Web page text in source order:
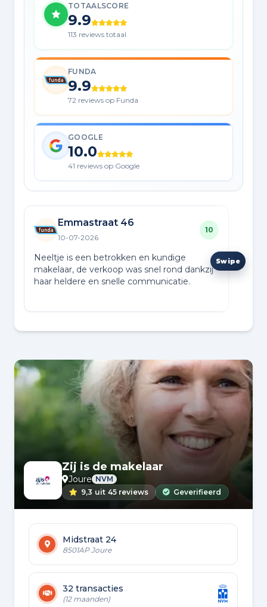
TOTAALSCORE
9.9
113 reviews totaal
FUNDA
9.9
72 reviews op Funda
GOOGLE
10.0
41 reviews op Google
Emmastraat 46
10-07-2026
10
Neeltje is een betrokken en kundige
makelaar, de verkoop was snel rond dankzij
haar heldere en snelle communicatie.
Zij is de makelaar
Joure NVM
9,3 uit 45 reviews Geverifieerd
Midstraat 24
8501AP Joure
32 transacties
(12 maanden)